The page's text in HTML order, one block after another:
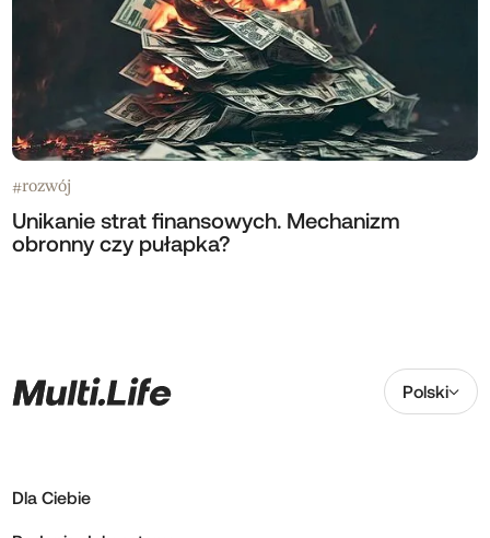
#rozwój
Unikanie strat finansowych. Mechanizm
obronny czy pułapka?
Polski
Dla Ciebie